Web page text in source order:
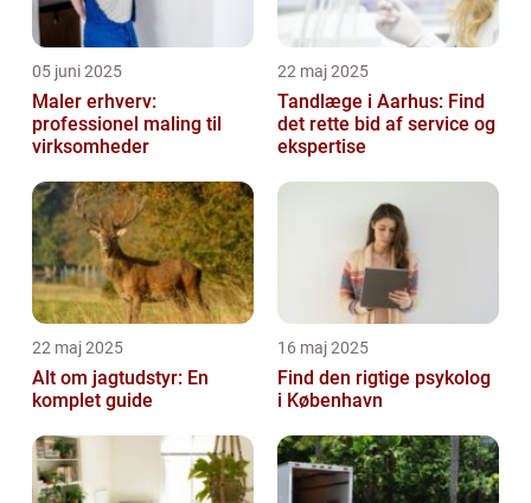
05 juni 2025
Maler erhverv:
professionel maling til
virksomheder
22 maj 2025
Tandlæge i Aarhus: Find
det rette bid af service og
ekspertise
22 maj 2025
Alt om jagtudstyr: En
komplet guide
16 maj 2025
Find den rigtige psykolog
i København